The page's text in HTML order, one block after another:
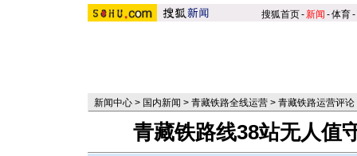
搜狐首页-新闻 -体育-
新闻中心 > 国内新闻 > 青藏铁路全线运营 > 青藏铁路运营评论
青藏铁路线38站无人值